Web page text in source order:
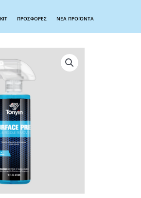
KIT ΠΡΟΣΦΟΡΕΣ ΝΕΑ ΠΡΟΪΟΝΤΑ